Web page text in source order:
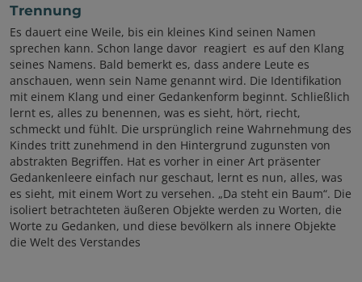
Trennung
Es dauert eine Weile, bis ein kleines Kind seinen Namen
sprechen kann. Schon lange davor reagiert es auf den Klang
seines Namens. Bald bemerkt es, dass andere Leute es
anschauen, wenn sein Name genannt wird. Die Identifikation
mit einem Klang und einer Gedankenform beginnt. Schließlich
lernt es, alles zu benennen, was es sieht, hört, riecht,
schmeckt und fühlt. Die ursprünglich reine Wahrnehmung des
Kindes tritt zunehmend in den Hintergrund zugunsten von
abstrakten Begriffen. Hat es vorher in einer Art präsenter
Gedankenleere einfach nur geschaut, lernt es nun, alles, was
es sieht, mit einem Wort zu versehen. „Da steht ein Baum“. Die
isoliert betrachteten äußeren Objekte werden zu Worten, die
Worte zu Gedanken, und diese bevölkern als innere Objekte
die Welt des Verstandes